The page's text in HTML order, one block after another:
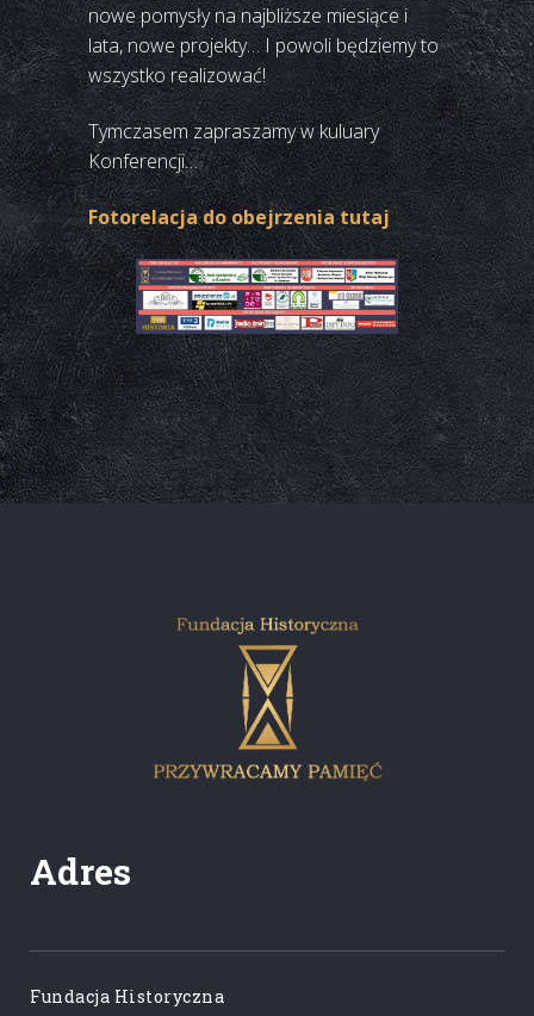
nowe pomysły na najbliższe miesiące i
lata, nowe projekty… I powoli będziemy to
wszystko realizować!
Tymczasem zapraszamy w kuluary
Konferencji…
Fotorelacja do obejrzenia tutaj
Adres
Fundacja Historyczna